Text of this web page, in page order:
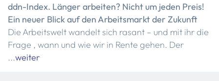
ddn-Index. Länger arbeiten? Nicht um jeden Preis!
Ein neuer Blick auf den Arbeitsmarkt der Zukunft
Die Arbeitswelt wandelt sich rasant – und mit ihr die
Frage , wann und wie wir in Rente gehen. Der
...weiter